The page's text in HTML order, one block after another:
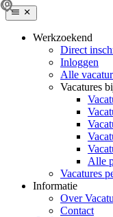
Werkzoekend
Direct
Inloggen
Alle
Vacatures
Alle
Vacatures
Informatie
Over
Contact